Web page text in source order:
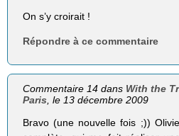
On s’y croirait !
Répondre à ce commentaire
Commentaire 14 dans With the
Paris , le 13 décembre 2009
Bravo (une nouvelle fois ;))